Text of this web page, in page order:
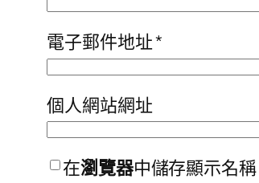
電子郵件地址*
個人網站網址
在瀏覽器中儲存顯示名